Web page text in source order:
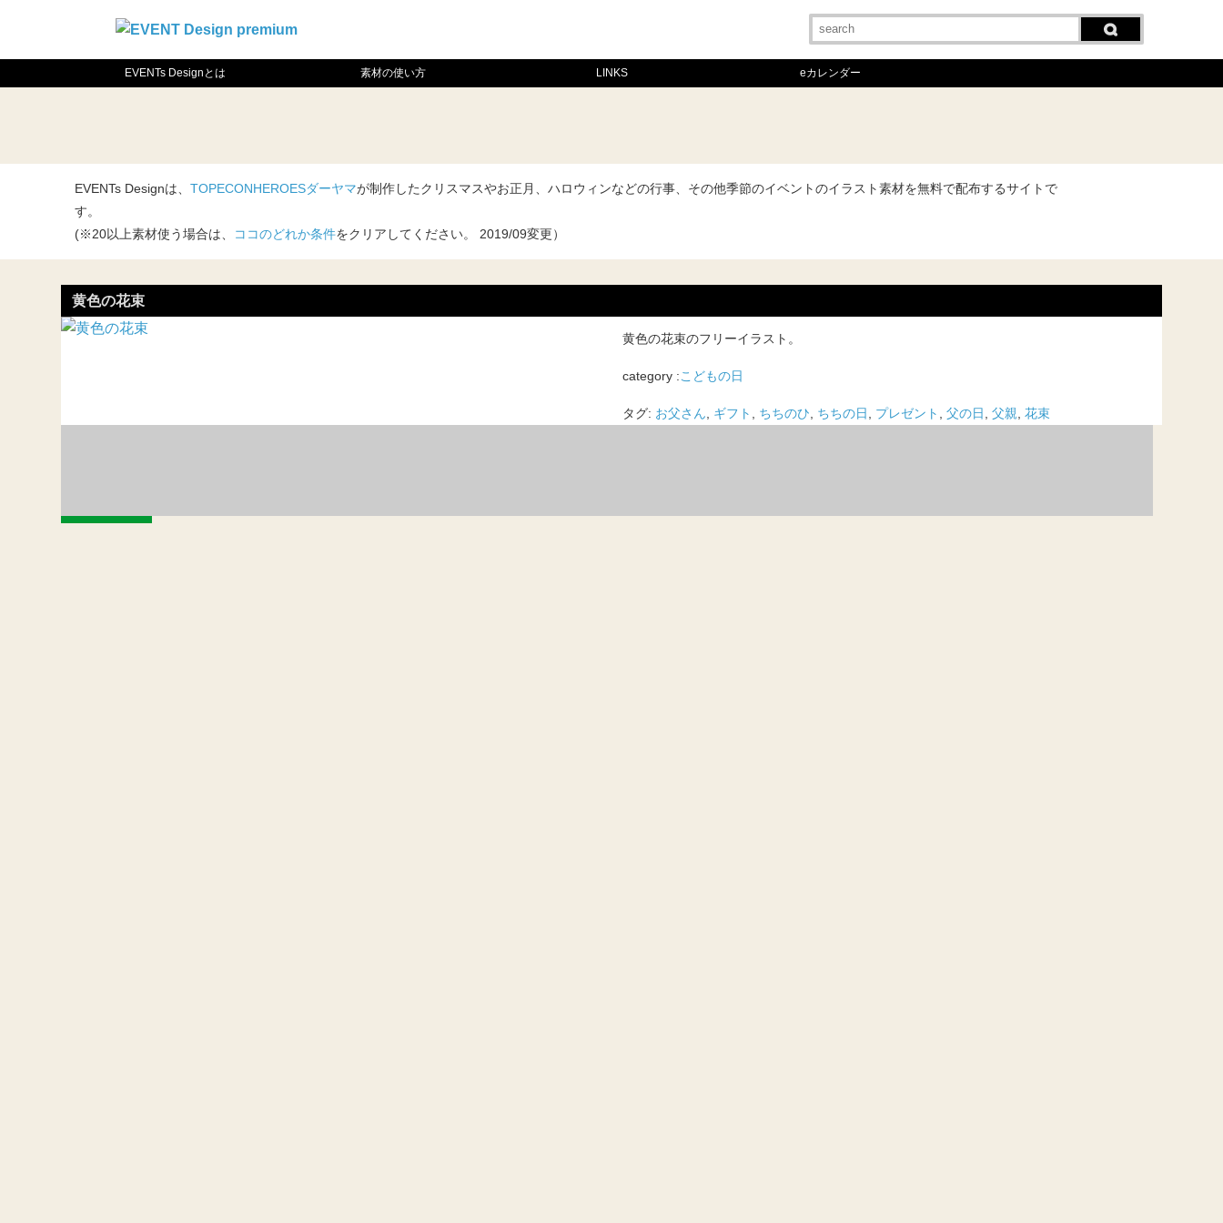
EVENTs Designとは 素材の使い方 LINKS eカレンダー
EVENTs Designは、 TOPECONHEROESダーヤマが制作したクリスマスやお正月、ハロウィンなどの行事、その他季節のイベントのイラスト素材を無料で配布するサイトで
す。
(※20以上素材使う場合は、
ココのどれか条件をクリアしてください。 2019/09変更 ）
黄色の花束
黄色の花束のフリーイラスト。
category :こどもの日
タグ: お父さん, ギフト , ちちのひ, ちちの日 , プレゼント , 父の日 , 父親, 花束